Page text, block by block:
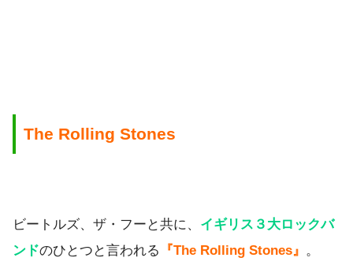
The Rolling Stones
ビートルズ、ザ・フーと共に、 イギリス３大ロックバ
ンドのひとつと言われる 『The Rolling Stones』 。